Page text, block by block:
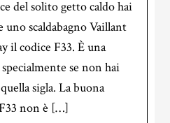
del solito getto caldo hai
uno scaldabagno Vaillant
il codice F33. È una
se non hai
sigla. La buona
non è […]